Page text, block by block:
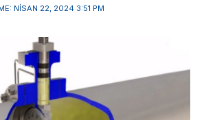
NISAN 22, 2024 3:51 PM